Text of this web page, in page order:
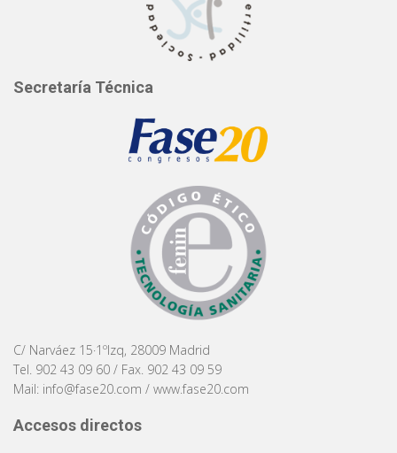
Secretaría Técnica
C/ Narváez 15·1ºIzq, 28009 Madrid
Tel. 902 43 09 60 / Fax. 902 43 09 59
Mail: info@fase20.com / www.fase20.com
Accesos directos